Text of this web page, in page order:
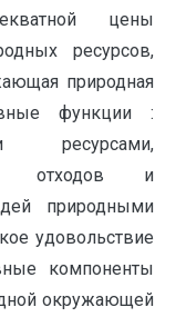
цены
ресурсов,
природная
функции :
ресурсами,
отходов и
природными
удовольствие
компоненты
окружающей